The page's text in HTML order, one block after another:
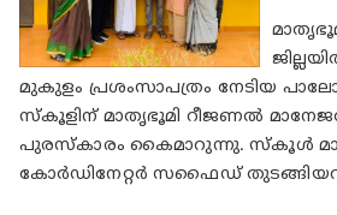
മുകുളം പ്രശംസാപത്രം നേടിയ
സ്കൂളിന് മാതൃഭൂമി റീജണൽ
പുരസ്കാരം കൈമാറുന്നു. സ്കൂൾ
കോർഡിനേറ്റർ സഫൈഡ്